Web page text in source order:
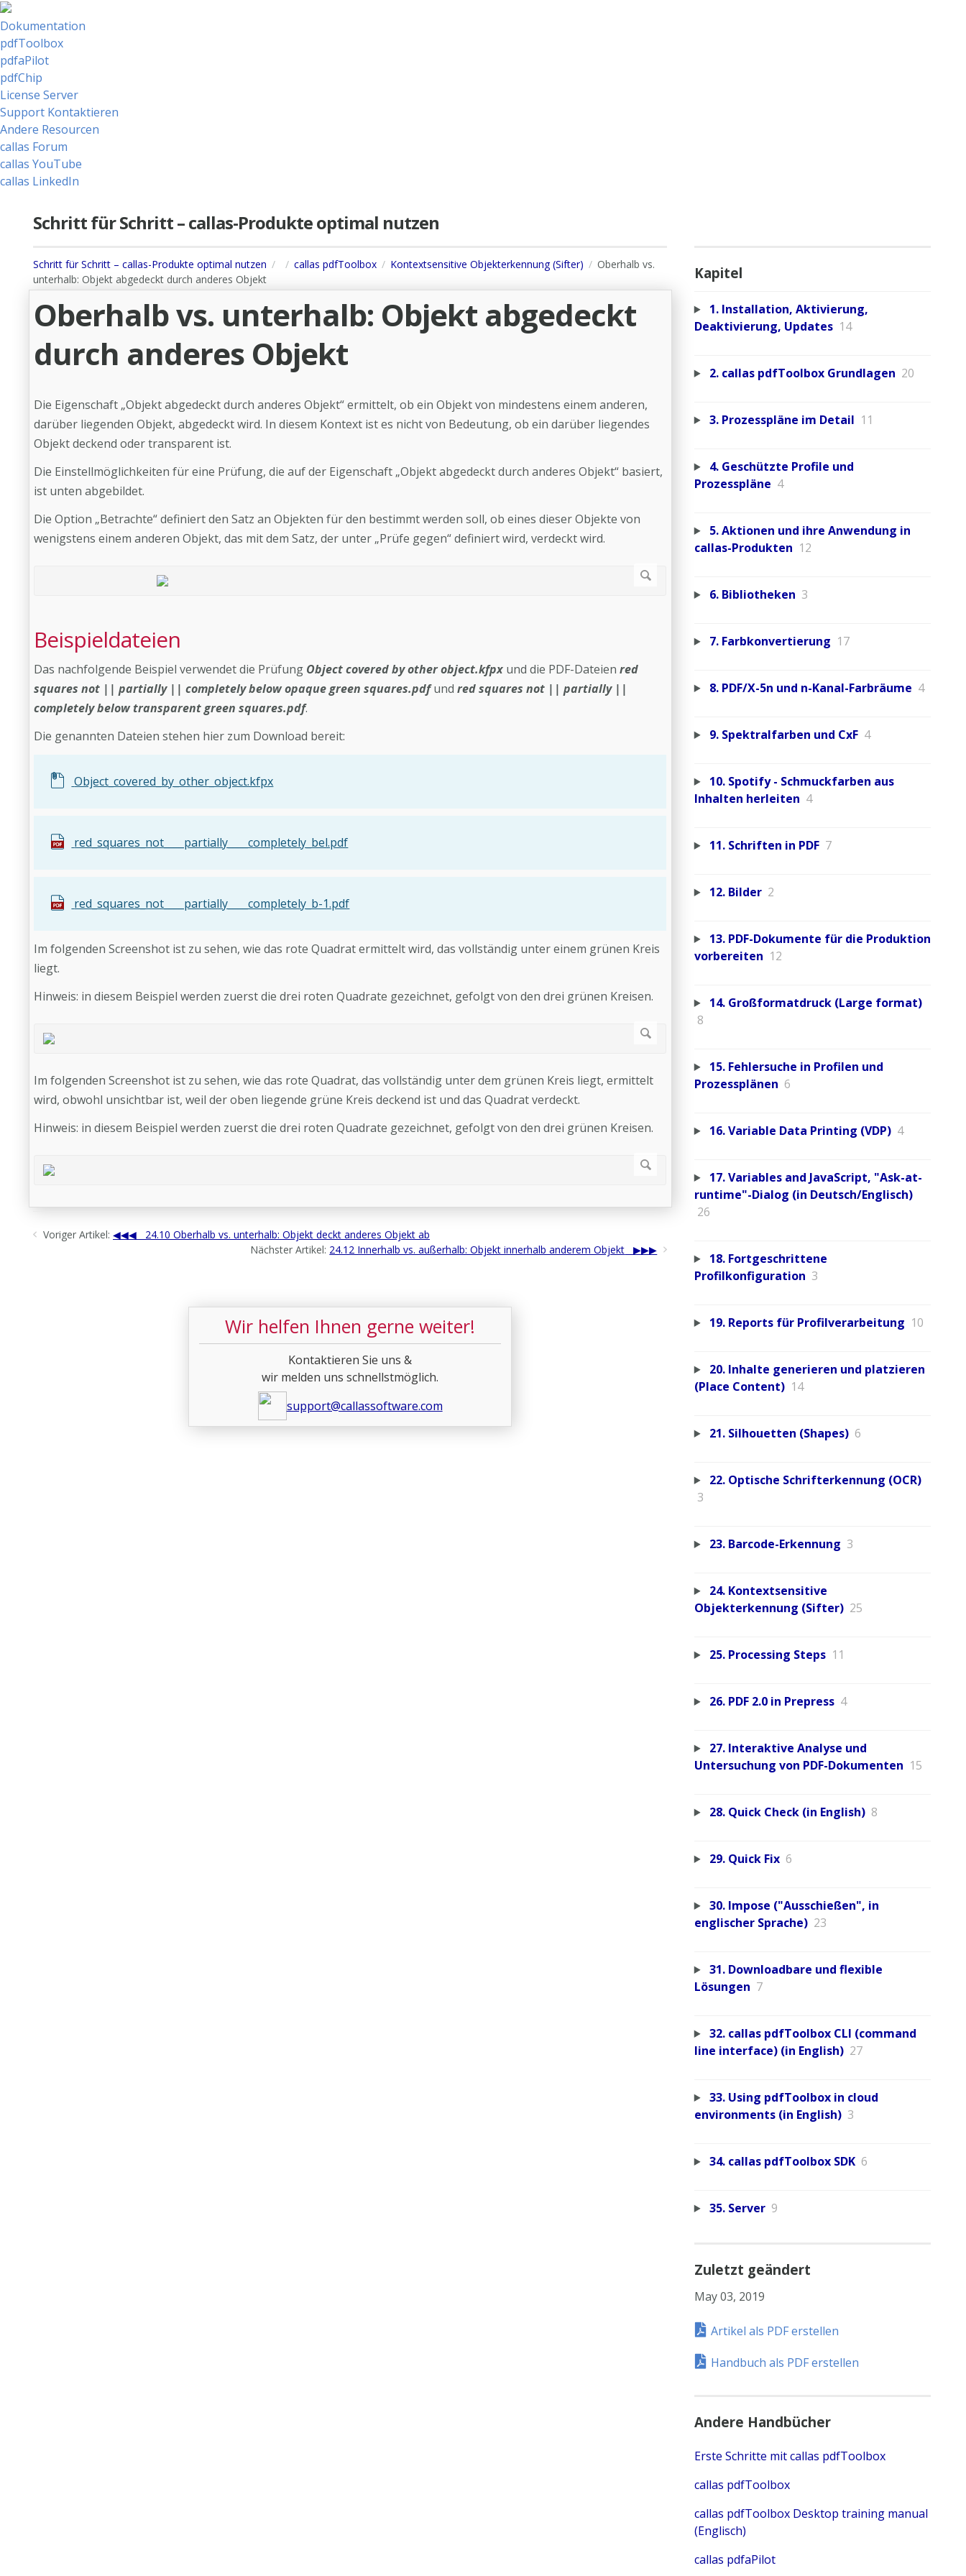
Dokumentation
pdfToolbox
pdfaPilot
pdfChip
License Server
Support Kontaktieren
Andere Resourcen
callas Forum
callas YouTube
callas LinkedIn
Schritt für Schritt – callas-Produkte optimal nutzen
Schritt für Schritt – callas-Produkte optimal nutzen callas pdfToolbox Kontextsensitive Objekterkennung (Sifter)
Oberhalb vs.
unterhalb: Objekt abgedeckt durch anderes Objekt
Oberhalb vs. unterhalb: Objekt abgedeckt
durch anderes Objekt
Die Eigenschaft „Objekt abgedeckt durch anderes Objekt“ ermittelt, ob ein Objekt von mindestens einem anderen,
darüber liegenden Objekt, abgedeckt wird. In diesem Kontext ist es nicht von Bedeutung, ob ein darüber liegendes
Objekt deckend oder transparent ist.
Die Einstellmöglichkeiten für eine Prüfung, die auf der Eigenschaft „Objekt abgedeckt durch anderes Objekt“ basiert,
ist unten abgebildet.
Die Option „Betrachte“ definiert den Satz an Objekten für den bestimmt werden soll, ob eines dieser Objekte von
wenigstens einem anderen Objekt, das mit dem Satz, der unter „Prüfe gegen“ definiert wird, verdeckt wird.
Beispieldateien
Das nachfolgende Beispiel verwendet die Prüfung Object covered by other object.kfpx und die PDF-Dateien red
squares not || partially || completely below opaque green squares.pdfund red squares not || partially ||
completely below transparent green squares.pdf.
Die genannten Dateien stehen hier zum Download bereit:
Object_covered_by_other_object.kfpx
red_squares_not____partially____completely_bel.pdf
red_squares_not____partially____completely_b-1.pdf
Im folgenden Screenshot ist zu sehen, wie das rote Quadrat ermittelt wird, das vollständig unter einem grünen Kreis
liegt.
Hinweis: in diesem Beispiel werden zuerst die drei roten Quadrate gezeichnet, gefolgt von den drei grünen Kreisen.
Im folgenden Screenshot ist zu sehen, wie das rote Quadrat, das vollständig unter dem grünen Kreis liegt, ermittelt
wird, obwohl unsichtbar ist, weil der oben liegende grüne Kreis deckend ist und das Quadrat verdeckt.
Hinweis: in diesem Beispiel werden zuerst die drei roten Quadrate gezeichnet, gefolgt von den drei grünen Kreisen.
Voriger Artikel:
24.10 Oberhalb vs. unterhalb: Objekt deckt anderes Objekt ab
Nächster Artikel: 24.12 Innerhalb vs. außerhalb: Objekt innerhalb anderem Objekt
Wir helfen Ihnen gerne weiter!
Kontaktieren Sie uns &
wir melden uns schnellstmöglich.
support@callassoftware.com
Kapitel
1. Installation, Aktivierung,
Deaktivierung, Updates 14
2. callas pdfToolbox Grundlagen 20
3. Prozesspläne im Detail 11
4. Geschützte Profile und
Prozesspläne 4
5. Aktionen und ihre Anwendung in
callas-Produkten 12
6. Bibliotheken 3
7. Farbkonvertierung 17
8. PDF/X-5n und n-Kanal-Farbräume 4
9. Spektralfarben und CxF 4
10. Spotify - Schmuckfarben aus
Inhalten herleiten 4
11. Schriften in PDF 7
12. Bilder 2
13. PDF-Dokumente für die Produktion
vorbereiten 12
14. Großformatdruck (Large format)
8
15. Fehlersuche in Profilen und
Prozessplänen 6
16. Variable Data Printing (VDP) 4
17. Variables and JavaScript, "Ask-at-
runtime"-Dialog (in Deutsch/Englisch)
26
18. Fortgeschrittene
Profilkonfiguration 3
19. Reports für Profilverarbeitung 10
20. Inhalte generieren und platzieren
(Place Content) 14
21. Silhouetten (Shapes) 6
22. Optische Schrifterkennung (OCR)
3
23. Barcode-Erkennung 3
24. Kontextsensitive
Objekterkennung (Sifter) 25
25. Processing Steps 11
26. PDF 2.0 in Prepress 4
27. Interaktive Analyse und
Untersuchung von PDF-Dokumenten 15
28. Quick Check (in English) 8
29. Quick Fix 6
30. Impose ("Ausschießen", in
englischer Sprache) 23
31. Downloadbare und flexible
Lösungen 7
32. callas pdfToolbox CLI (command
line interface) (in English) 27
33. Using pdfToolbox in cloud
environments (in English) 3
34. callas pdfToolbox SDK 6
35. Server 9
Zuletzt geändert
May 03, 2019
Artikel als PDF erstellen
Handbuch als PDF erstellen
Andere Handbücher
Erste Schritte mit callas pdfToolbox
callas pdfToolbox
callas pdfToolbox Desktop training manual
(Englisch)
callas pdfaPilot